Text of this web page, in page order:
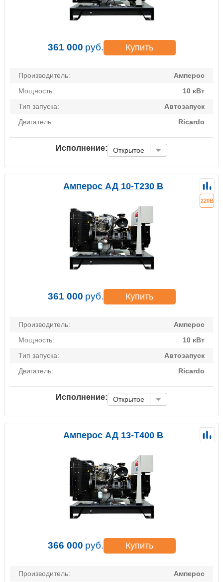
361 000 руб. Купить
Производитель:
Амперос
Мощность:
10 кВт
Тип запуска:
Автозапуск
Двигатель:
Ricardo
Исполнение: Открытое
Амперос АД 10-Т230 B
220В
361 000 руб. Купить
Производитель:
Амперос
Мощность:
10 кВт
Тип запуска:
Автозапуск
Двигатель:
Ricardo
Исполнение: Открытое
Амперос АД 13-Т400 B
366 000 руб. Купить
Производитель:
Амперос